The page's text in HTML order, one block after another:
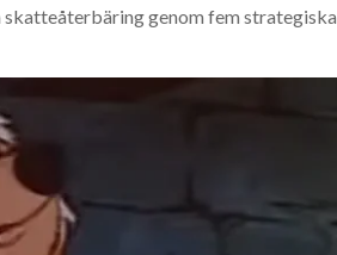
skatteåterbäring genom fem strategiska